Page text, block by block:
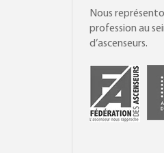
Nous
profession au
d’ascenseurs.